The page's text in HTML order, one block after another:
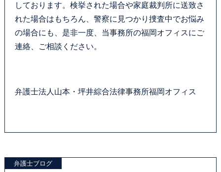
しております。検挙された場合や家庭裁判所に送致さ
れた場合はもちろん、警察に見つかり捜査中でお悩み
の場合にも、是非一度、当事務所の福岡オフィスにご
連絡、ご相談ください。
弁護士法人山本・坪井綜合法律事務所福岡オフィス
弁護士ブログ